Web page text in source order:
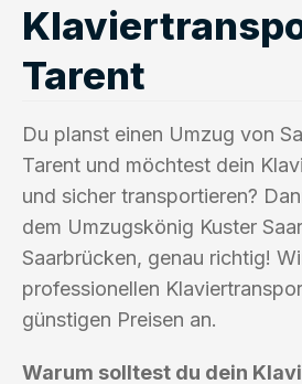
Tarent
Du planst einen Umzug von
Tarent und möchtest dein
und sicher transportieren?
dem Umzugskönig Kuster
Saarbrücken, genau richtig!
professionellen
günstigen Preisen an.
Warum solltest du dein